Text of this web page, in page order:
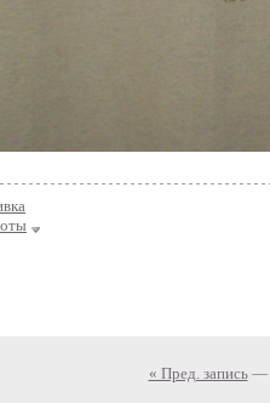
« Пред. запись—